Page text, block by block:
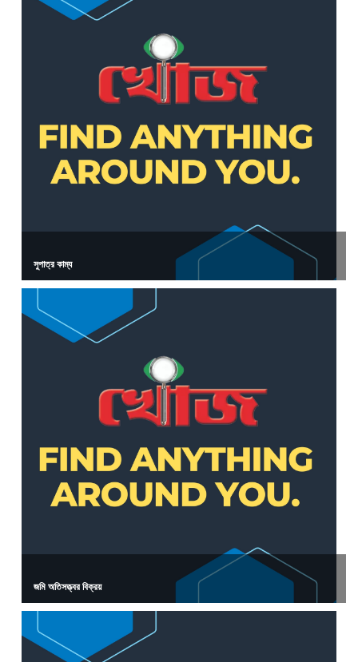
সুপাত্র কাম্য
জমি অতিসত্ত্বর বিক্রয়